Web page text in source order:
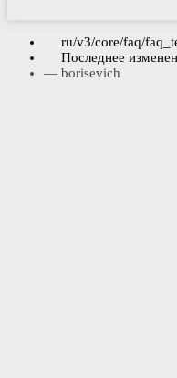
ru/v3/core/faq/
Последнее
— borisevich